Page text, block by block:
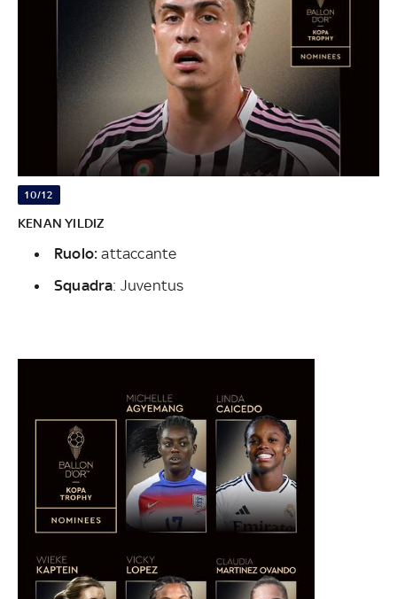
10/12
KENAN YILDIZ
Ruolo: attaccante
Squadra: Juventus